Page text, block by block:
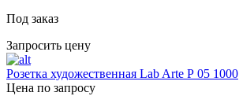
Под заказ
Запросить цену
Розетка художественная Lab Arte Р 05 1000
Цена по запросу